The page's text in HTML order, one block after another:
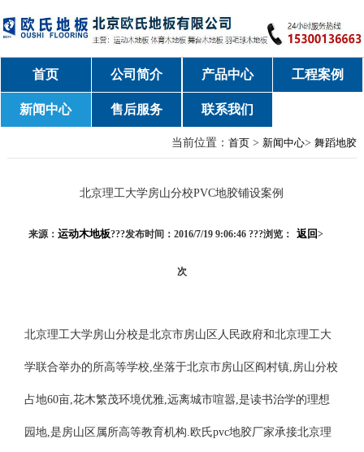
首页 公司简介 产品中心 工程案例
新闻中心 售后服务 联系我们
当前位置：首页 > 新闻中心>舞蹈地胶
北京理工大学房山分校PVC地胶铺设案例
返回>
来源： 运动木地板???发布时间：2016/7/19 9:06:46 ???浏览：
次
北京理工大学房山分校是北京市房山区人民政府和北京理工大
学联合举办的所高等学校,坐落于北京市房山区阎村镇,房山分校
占地60亩,花木繁茂环境优雅,远离城市喧嚣,是读书治学的理想
园地,是房山区属所高等教育机构.欧氏pvc地胶厂家承接北京理